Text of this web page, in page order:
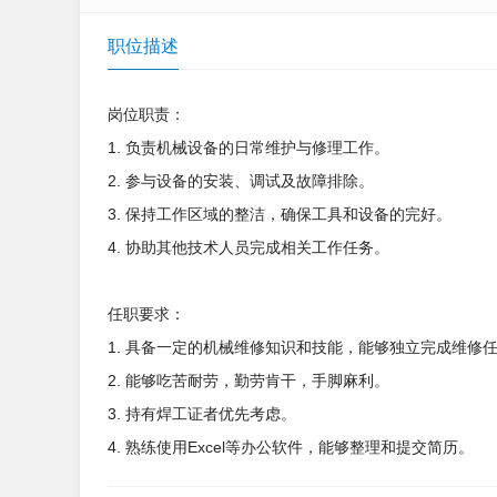
职位描述
岗位职责：
1. 负责机械设备的日常维护与修理工作。
2. 参与设备的安装、调试及故障排除。
3. 保持工作区域的整洁，确保工具和设备的完好。
4. 协助其他技术人员完成相关工作任务。
任职要求：
1. 具备一定的机械维修知识和技能，能够独立完成维修
2. 能够吃苦耐劳，勤劳肯干，手脚麻利。
3. 持有焊工证者优先考虑。
4. 熟练使用Excel等办公软件，能够整理和提交简历。